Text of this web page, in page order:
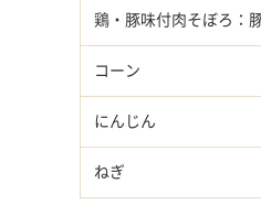
鶏・豚味付肉そぼろ：
コーン
にんじん
ねぎ